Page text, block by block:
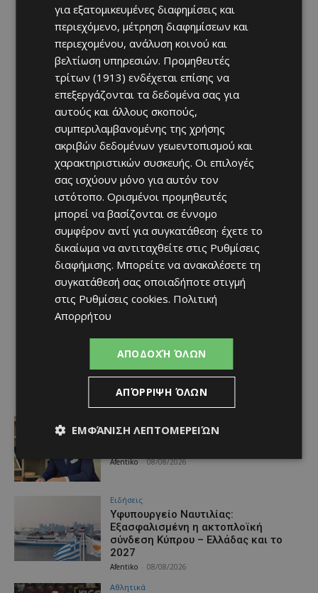
Νέος Γενικός Διευθυντής του Hilton
Afentiko - 08/08/2026
Ειδήσεις
Υφυπουργείο Ναυτιλίας:
Εξασφαλισμένη η ακτοπλοϊκή
σύνδεση Κύπρου – Ελλάδας και το
2027
Afentiko 08/08/2026
Αθλητικά
για εξατομικευμένες διαφημίσεις και
περιεχόμενο, μέτρηση διαφημίσεων και
περιεχομένου, ανάλυση κοινού και
βελτίωση υπηρεσιών. Προμηθευτές
τρίτων (1913) ενδέχεται επίσης να
επεξεργάζονται τα δεδομένα σας για
αυτούς και άλλους σκοπούς,
συμπεριλαμβανομένης της χρήσης
ακριβών δεδομένων γεωεντοπισμού και
χαρακτηριστικών συσκευής. Οι επιλογές
σας ισχύουν μόνο για αυτόν τον
ιστότοπο. Ορισμένοι προμηθευτές
μπορεί να βασίζονται σε έννομο
συμφέρον αντί για συγκατάθεση· έχετε το
δικαίωμα να αντιταχθείτε στις Ρυθμίσεις
διαφήμισης. Μπορείτε να ανακαλέσετε τη
συγκατάθεσή σας οποιαδήποτε στιγμή
στις Ρυθμίσεις cookies. Πολιτική
Απορρήτου
ΑΠΟΔΟΧΉ ΌΛΩΝ
ΑΠΌΡΡΙΨΗ ΌΛΩΝ
ΕΜΦΆΝΙΣΗ ΛΕΠΤΟΜΕΡΕΙΏΝ